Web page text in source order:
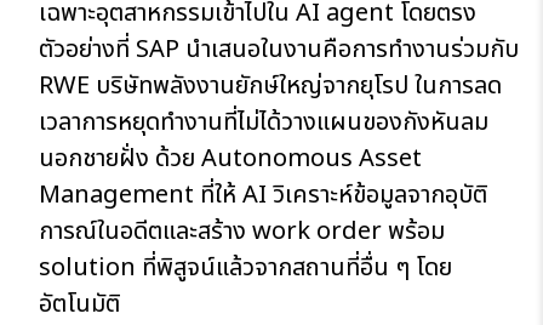
เฉพาะอุตสาหกรรมเข้าไปใน AI agent โดยตรง
ตัวอย่างที่ SAP นำเสนอในงานคือการทำงานร่วมกับ
RWE บริษัทพลังงานยักษ์ใหญ่จากยุโรป ในการลด
เวลาการหยุดทำงานที่ไม่ได้วางแผนของกังหันลม
นอกชายฝั่ง ด้วย Autonomous Asset
Management ที่ให้ AI วิเคราะห์ข้อมูลจากอุบัติ
การณ์ในอดีตและสร้าง work order พร้อม
solution ที่พิสูจน์แล้วจากสถานที่อื่น ๆ โดย
อัตโนมัติ